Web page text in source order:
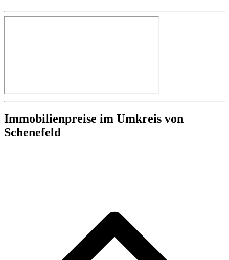
Immobilienpreise im Umkreis von
Schenefeld